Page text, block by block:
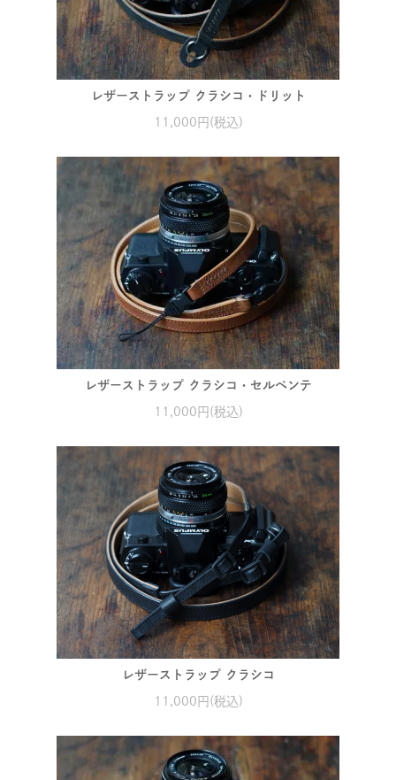
レザーストラップ クラシコ・ドリット
11,000円(税込)
レザーストラップ クラシコ・セルペンテ
11,000円(税込)
レザーストラップ クラシコ
11,000円(税込)